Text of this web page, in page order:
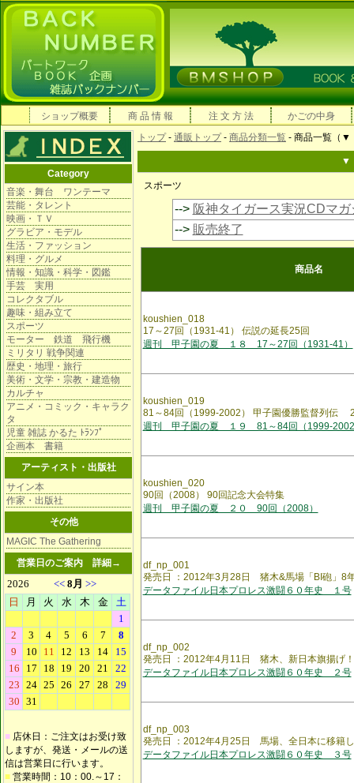
ショップ概要 商 品 情 報 注 文 方 法 かごの中身
Category
音楽・舞台 ワンテーマ
芸能・タレント
映画・ＴＶ
グラビア・モデル
生活・ファッション
料理・グルメ
情報・知識・科学・図鑑
手芸 実用
コレクタブル
趣味・組み立て
スポーツ
モーター 鉄道 飛行機
ミリタリ 戦争関連
歴史・地理・旅行
美術・文学・宗教・建造物
カルチャ
アニメ・コミック・キャラク
タ
児童 雑誌 かるた ﾄﾗﾝﾌﾟ
企画本 書籍
アーティスト・出版社
サイン本
作家・出版社
その他
MAGIC The Gathering
営業日のご案内 詳細→
■ 店休日：ご注文はお受け致
しますが、発送・メールの送
信は営業日に行います。
■ 営業時間：10：00.～17：
トップ- 通販トップ- 商品分類一覧 - 商品一覧（
▼
スポーツ
--> 阪神タイガース実況CDマガ
--> 販売終了
商品名
koushien_018
17～27回（1931-41） 伝説の延長25回
週刊 甲子園の夏 １８ 17～27回（1931-41）
koushien_019
81～84回（1999-2002） 甲子園優勝監督列伝
週刊 甲子園の夏 １９ 81～84回（1999-
koushien_020
90回（2008） 90回記念大会特集
週刊 甲子園の夏 ２０ 90回（2008）
df_np_001
発売日 ：2012年3月28日 猪木&馬場「BI砲」8
データファイル日本プロレス激闘６０年史 １号
df_np_002
発売日 ：2012年4月11日 猪木、新日本旗揚げ
データファイル日本プロレス激闘６０年史 ２号
df_np_003
発売日 ：2012年4月25日 馬場、全日本に移籍
データファイル日本プロレス激闘６０年史 ３号